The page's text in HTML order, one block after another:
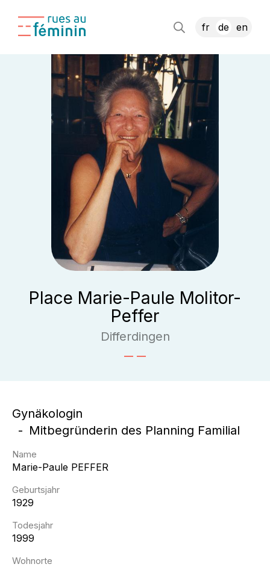
fr de en
Place Marie-Paule Molitor-
Peffer
Differdingen
Gynäkologin
Mitbegründerin des Planning Familial
Name
Marie-Paule PEFFER
Geburtsjahr
1929
Todesjahr
1999
Wohnorte